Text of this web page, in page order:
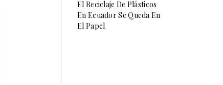
El Reciclaje De Plásticos
En Ecuador Se Queda En
El Papel